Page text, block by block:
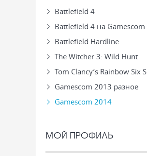
Battlefield 4
Battlefield 4 на
Battlefield Hardline
The Witcher 3: Wild Hunt
Tom Clancy’s Rainbow Six
Gamescom 2013 разное
Gamescom 2014
МОЙ ПРОФИЛЬ